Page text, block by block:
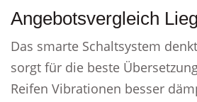
Angebotsvergleich
Das smarte Schaltsystem
sorgt für die beste
Reifen Vibrationen besser